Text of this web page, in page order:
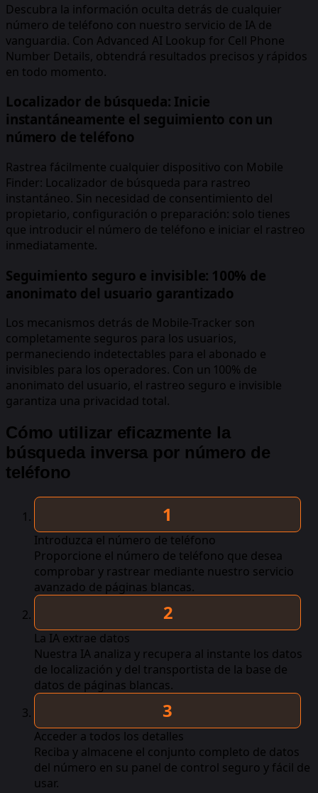
Descubra la información oculta detrás de cualquier
número de teléfono con nuestro servicio de IA de
vanguardia. Con Advanced AI Lookup for Cell Phone
Number Details, obtendrá resultados precisos y rápidos
en todo momento.
Localizador de búsqueda: Inicie
instantáneamente el seguimiento con un
número de teléfono
Rastrea fácilmente cualquier dispositivo con Mobile
Finder: Localizador de búsqueda para rastreo
instantáneo. Sin necesidad de consentimiento del
propietario, configuración o preparación: solo tienes
que introducir el número de teléfono e iniciar el rastreo
inmediatamente.
Seguimiento seguro e invisible: 100% de
anonimato del usuario garantizado
Los mecanismos detrás de Mobile-Tracker son
completamente seguros para los usuarios,
permaneciendo indetectables para el abonado e
invisibles para los operadores. Con un 100% de
anonimato del usuario, el rastreo seguro e invisible
garantiza una privacidad total.
Cómo utilizar eficazmente la
búsqueda inversa por número de
teléfono
Introduzca el número de teléfono
Proporcione el número de teléfono que desea
comprobar y rastrear mediante nuestro servicio
avanzado de páginas blancas.
La IA extrae datos
Nuestra IA analiza y recupera al instante los datos
de localización y del transportista de la base de
datos de páginas blancas.
Acceder a todos los detalles
Reciba y almacene el conjunto completo de datos
del número en su panel de control seguro y fácil de
usar.